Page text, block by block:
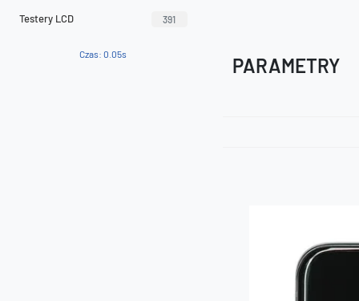
Testery LCD 391
Czas: 0.05s
PARAMETRY